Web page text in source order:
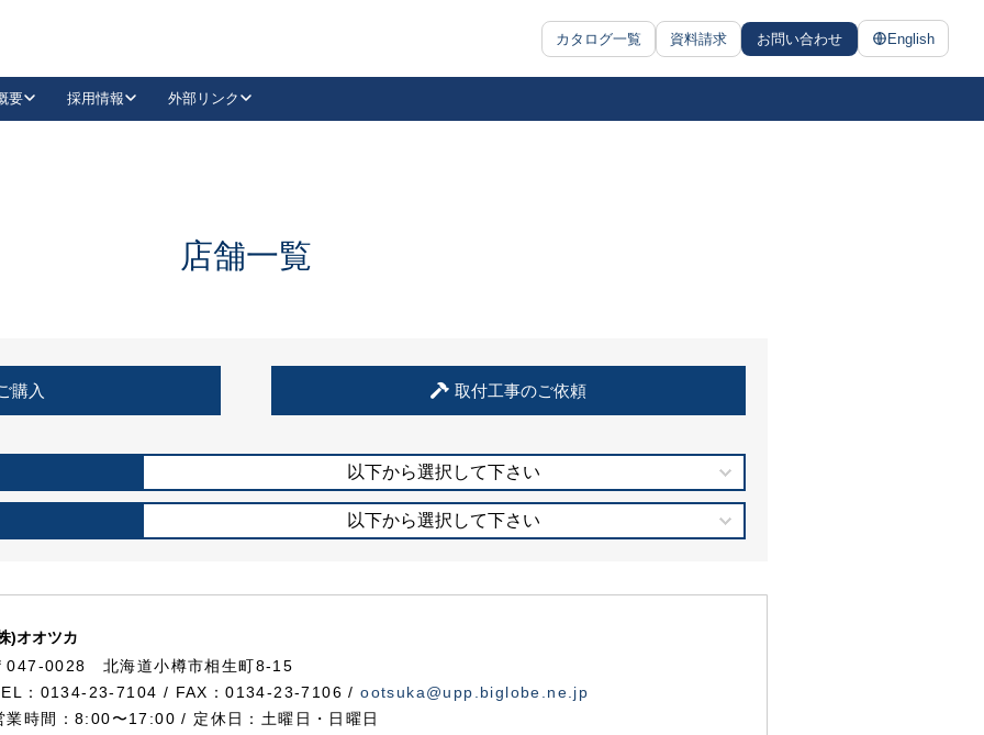
カタログ一覧 資料請求 お問い合わせ English
抗ウイルス・抗菌製品
要 採用情報 外部リンク
LinkedIn
住宅使用部材標準化推進協議会
店舗一覧
購入 取付工事のご依頼
以下から選択して下さい
以下から選択して下さい
)オオツカ
047-0028 北海道小樽市相生町8-15
：0134-23-7104 / FAX：0134-23-7106 /ootsuka@upp.biglobe.ne.jp
業時間：8:00〜17:00 / 定休日：土曜日・日曜日